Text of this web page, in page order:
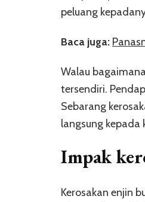
peluang
Baca juga:
Walau
tersendiri.
Sebarang
langsung kepada
Impak
Kerosakan enjin